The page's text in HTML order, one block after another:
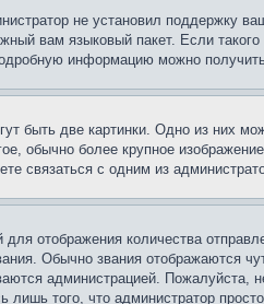
не установил
вам языковый пакет. Если
информацию можно
быть две картинки. Одно из них
обычно более крупное
связаться с одним из
отображения количества
Обычно звания отображаются
администрацией.
того, что администратор